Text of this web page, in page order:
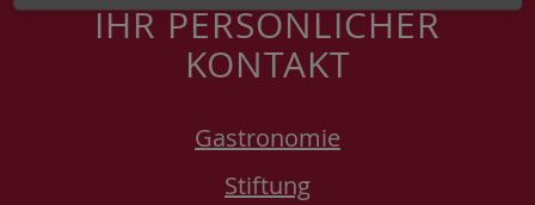
IHR PERSÖNLICHER
KONTAKT
Gastronomie
Stiftung